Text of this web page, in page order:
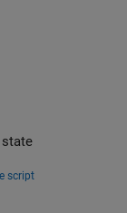
state
script